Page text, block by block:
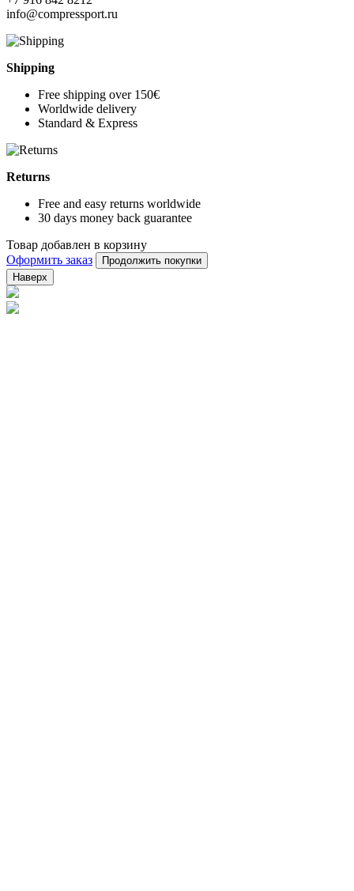
info@compressport.ru
Shipping
Free shipping over 150€
Worldwide delivery
Standard & Express
Returns
Free and easy returns worldwide
30 days money back guarantee
Товар добавлен в корзину
Оформить заказ
Продолжить покупки
Наверх